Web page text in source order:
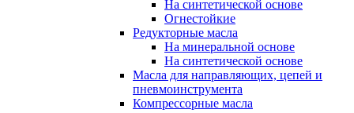
На синтетической основе
Огнестойкие
Редукторные масла
На минеральной основе
На синтетической основе
Масла для направляющих, цепей и
пневмоинструмента
Компрессорные масла